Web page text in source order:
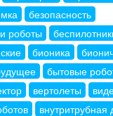
безопасность
роботы
бионика
бытовые
вертолеты
внутритрубная